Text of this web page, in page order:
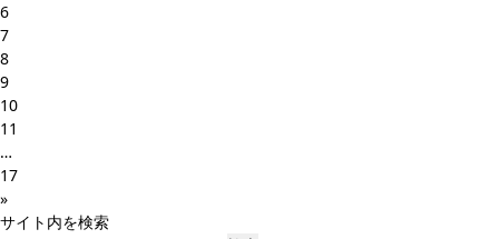
6
7
8
9
10
11
…
17
»
サイト内を検索